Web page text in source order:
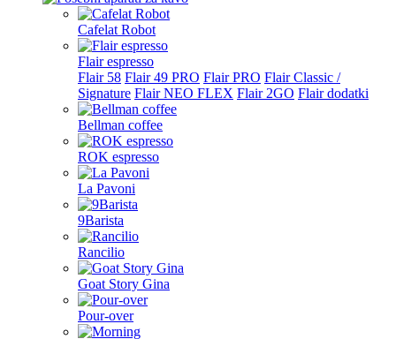
Cafelat Robot
Flair espresso
Flair 58 Flair 49 PRO Flair PRO Flair Classic /
Signature Flair NEO FLEX Flair 2GO Flair dodatki
Bellman coffee
ROK espresso
La Pavoni
9Barista
Rancilio
Goat Story Gina
Pour-over